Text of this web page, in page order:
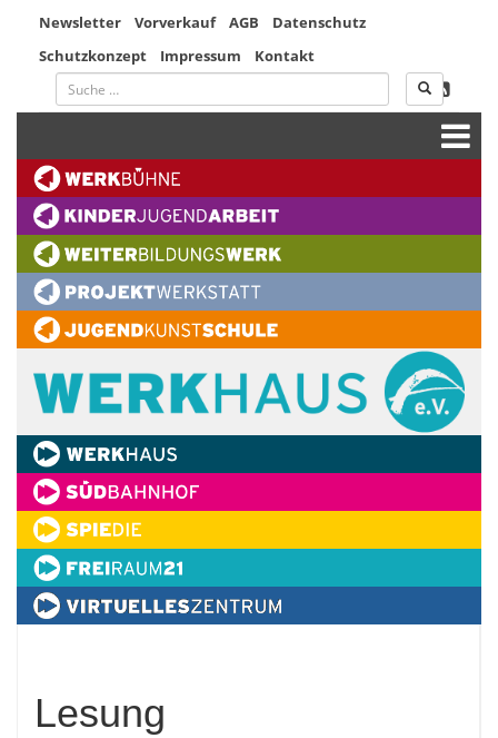
Newsletter Vorverkauf AGB
Datenschutz
Schutzkonzept
Impressum Kontakt
Lesung